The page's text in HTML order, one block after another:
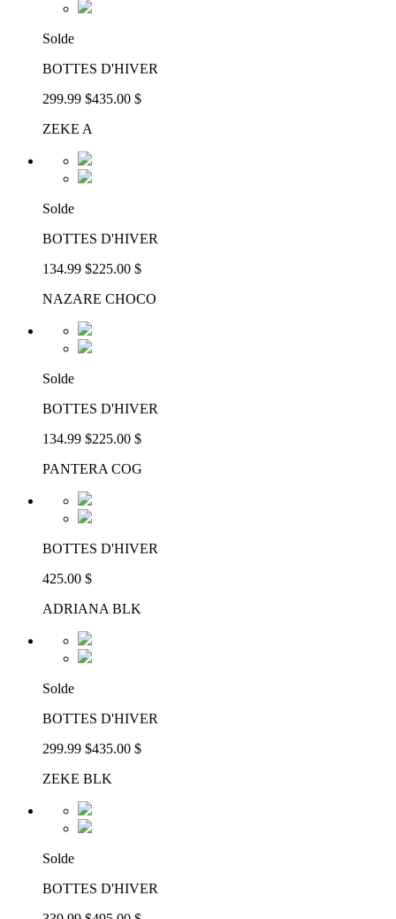
Solde
BOTTES D'HIVER
299.99 $435.00 $
ZEKE A
Solde
BOTTES D'HIVER
134.99 $225.00 $
NAZARE CHOCO
Solde
BOTTES D'HIVER
134.99 $225.00 $
PANTERA COG
BOTTES D'HIVER
425.00 $
ADRIANA BLK
Solde
BOTTES D'HIVER
299.99 $435.00 $
ZEKE BLK
Solde
BOTTES D'HIVER